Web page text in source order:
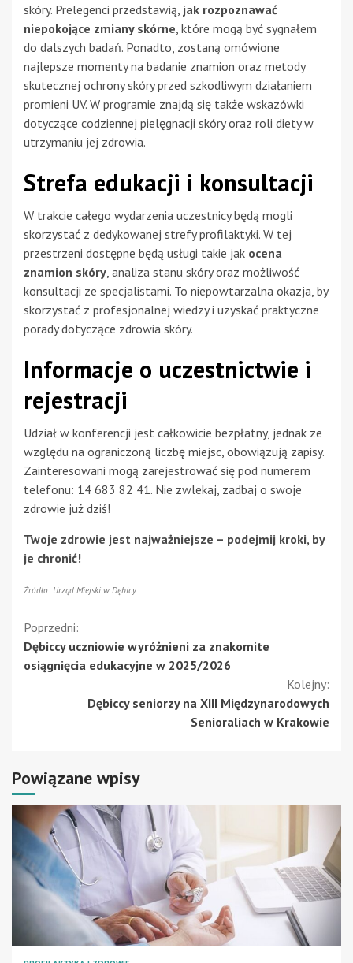
skóry. Prelegenci przedstawią, jak rozpoznawać
niepokojące zmiany skórne, które mogą być sygnałem
do dalszych badań. Ponadto, zostaną omówione
najlepsze momenty na badanie znamion oraz metody
skutecznej ochrony skóry przed szkodliwym działaniem
promieni UV. W programie znajdą się także wskazówki
dotyczące codziennej pielęgnacji skóry oraz roli diety w
utrzymaniu jej zdrowia.
Strefa edukacji i konsultacji
W trakcie całego wydarzenia uczestnicy będą mogli
skorzystać z dedykowanej strefy profilaktyki. W tej
przestrzeni dostępne będą usługi takie jak ocena
znamion skóry, analiza stanu skóry oraz możliwość
konsultacji ze specjalistami. To niepowtarzalna okazja, by
skorzystać z profesjonalnej wiedzy i uzyskać praktyczne
porady dotyczące zdrowia skóry.
Informacje o uczestnictwie i
rejestracji
Udział w konferencji jest całkowicie bezpłatny, jednak ze
względu na ograniczoną liczbę miejsc, obowiązują zapisy.
Zainteresowani mogą zarejestrować się pod numerem
telefonu: 14 683 82 41. Nie zwlekaj, zadbaj o swoje
zdrowie już dziś!
Twoje zdrowie jest najważniejsze – podejmij kroki, by
je chronić!
Źródło: Urząd Miejski w Dębicy
Kontynuuj
czytanie
Poprzedni:
Dębiccy uczniowie wyróżnieni za znakomite
osiągnięcia edukacyjne w 2025/2026
Kolejny:
Dębiccy seniorzy na XIII Międzynarodowych
Senioraliach w Krakowie
Powiązane wpisy